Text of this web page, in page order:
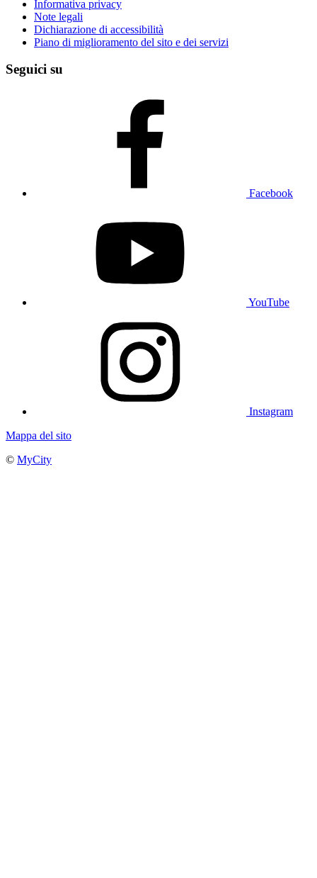
Informativa privacy
Note legali
Dichiarazione di accessibilità
Piano di miglioramento del sito e dei servizi
Seguici su
Facebook
YouTube
Instagram
Mappa del sito
© MyCity